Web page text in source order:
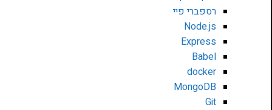
רספברי פיי
Node.js
Express
Babel
docker
MongoDB
Git